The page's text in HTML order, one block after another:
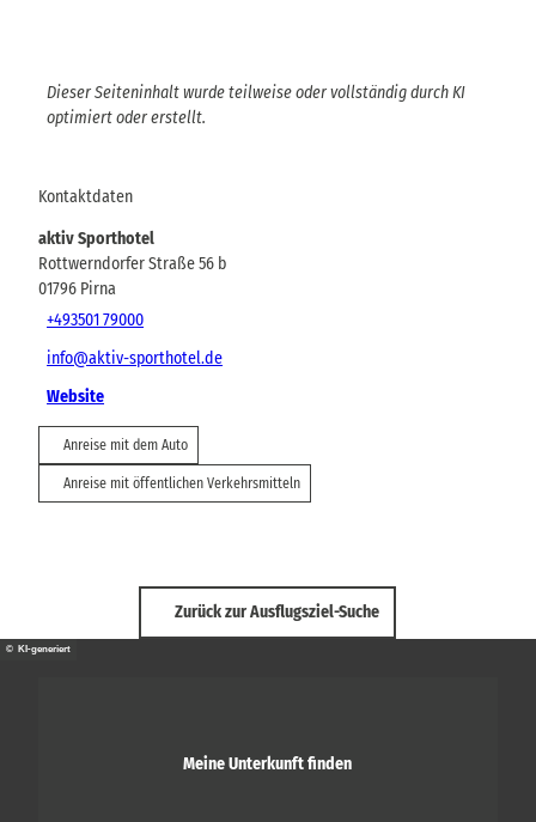
Dieser Seiteninhalt wurde teilweise oder vollständig durch KI
optimiert oder erstellt.
Kontaktdaten
aktiv Sporthotel
Rottwerndorfer Straße 56 b
01796 Pirna
+493501 79000
info@aktiv-sporthotel.de
Website
Anreise mit dem Auto
Anreise mit öffentlichen Verkehrsmitteln
Zurück zur Ausflugsziel-Suche
© KI-generiert
Meine Unterkunft finden